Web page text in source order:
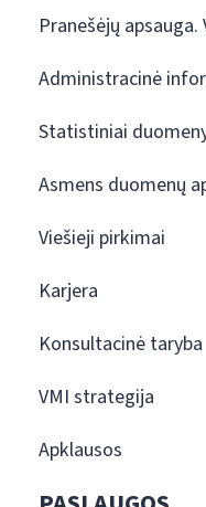
Pranešėjų apsauga.
Administracinė
Statistiniai
Asmens duomenų
Viešieji pirkimai
Karjera
Konsultacinė taryba
VMI strategija
Apklausos